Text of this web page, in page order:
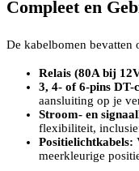
Compleet en
De kabelbomen bevatten
Relais (80A bij
3, 4- of 6-pins DT-
aansluiting op je
Stroom- en
flexibiliteit,
Positielichtkabels:
meerkleurige